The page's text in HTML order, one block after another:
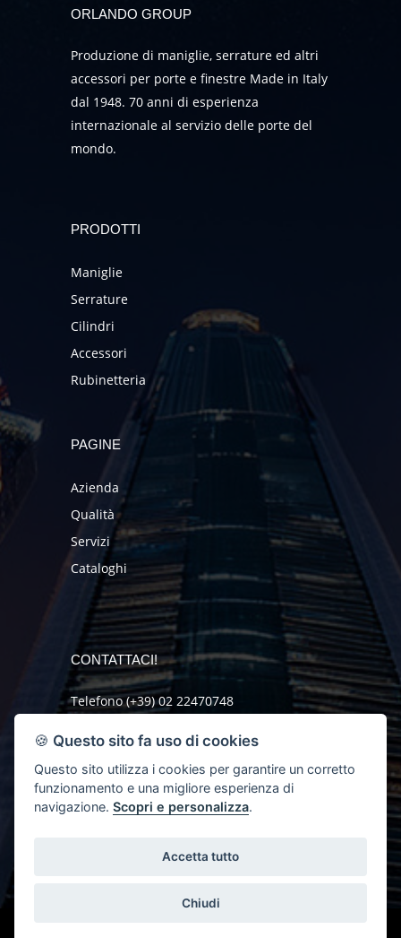
ORLANDO GROUP
Produzione di maniglie, serrature ed altri
accessori per porte e finestre Made in Italy
dal 1948. 70 anni di esperienza
internazionale al servizio delle porte del
mondo.
PRODOTTI
Maniglie
Serrature
Cilindri
Accessori
Rubinetteria
PAGINE
Azienda
Qualità
Servizi
Cataloghi
CONTATTACI!
Telefono (+39) 02 22470748
mail@orlando-sas.it
RICHIEDI INFO
🍪 Questo sito fa uso di cookies
Questo sito utilizza i cookies per garantire un corretto
funzionamento e una migliore esperienza di
navigazione.Scopri e personalizza.
Accetta tutto
Chiudi